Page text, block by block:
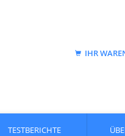
IHR
TESTBERICHTE